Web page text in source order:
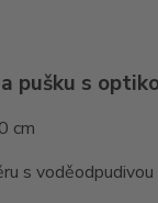
pušku s
cm
s voděodpudivou